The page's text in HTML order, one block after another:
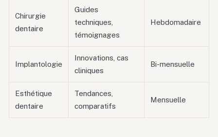
Chirurgie
dentaire
Guides
techniques,
témoignages
Hebdomadaire
Implantologie
Innovations, cas
cliniques
Bi-mensuelle
Esthétique
dentaire
Tendances,
comparatifs
Mensuelle